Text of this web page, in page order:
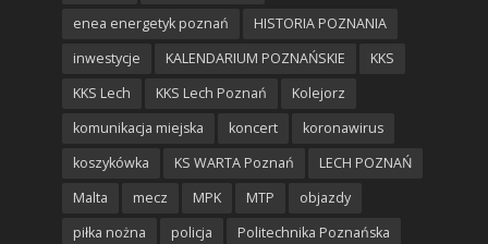
enea energetyk poznań
HISTORIA POZNANIA
inwestycje
KALENDARIUM POZNAŃSKIE
KKS
KKS Lech
KKS Lech Poznań
Kolejorz
komunikacja miejska
koncert
koronawirus
koszykówka
KS WARTA Poznań
LECH POZNAŃ
Malta
mecz MPK MTP
objazdy
piłka nożna
policja Politechnika Poznańska